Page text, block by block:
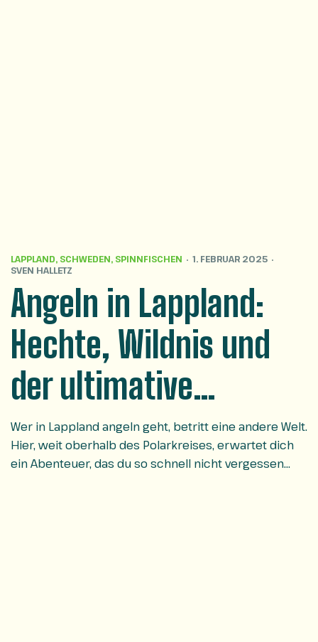
LAPPLAND, SCHWEDEN, SPINNFISCHEN
1. FEBRUAR 2025
SVEN HALLETZ
Angeln in Lappland:
Hechte, Wildnis und
der ultimative
Adrenalinkick
Wer in Lappland angeln geht, betritt eine andere Welt.
Hier, weit oberhalb des Polarkreises, erwartet dich
ein Abenteuer, das du so schnell nicht vergessen